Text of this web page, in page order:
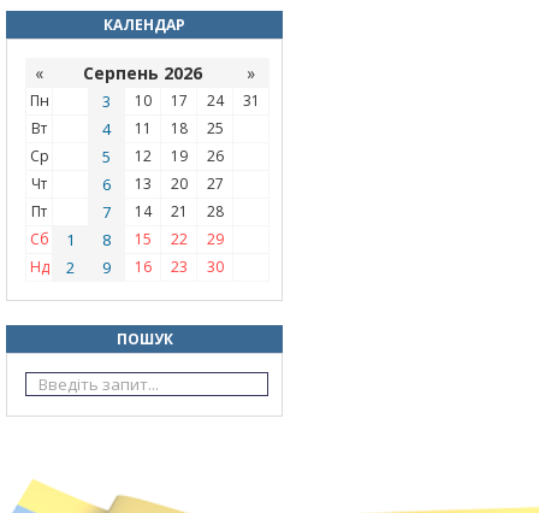
КАЛЕНДАР
« Серпень 2026 »
Пн 3 10 17 24
31
Вт
4 11 18
25
Ср
5 12 19
26
Чт
6 13 20
27
Пт
7 14 21
28
Сб
1 8 15 22
29
Нд
2 9 16 23 30
ПОШУК